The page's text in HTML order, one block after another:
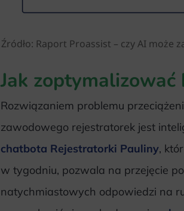
Źródło: Raport Proassist – czy AI może
Jak zoptymalizować
Rozwiązaniem problemu
zawodowego rejestratorek jest
chatbota Rejestratorki Pauliny,
w tygodniu, pozwala na przejęcie
natychmiastowych odpowiedzi na